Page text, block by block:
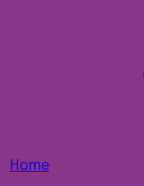
Home